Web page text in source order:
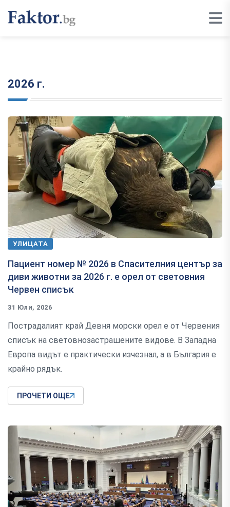
2026 г.
УЛИЦАТА
Пациент номер № 2026 в Спасителния център за
диви животни за 2026 г. е орел от световния
Червен списък
31 Юли, 2026
Пострадалият край Девня морски орел е от Червения
списък на световнозастрашените видове. В Западна
Европа видът е практически изчезнал, а в България е
крайно рядък.
ПРОЧЕТИ ОЩЕ